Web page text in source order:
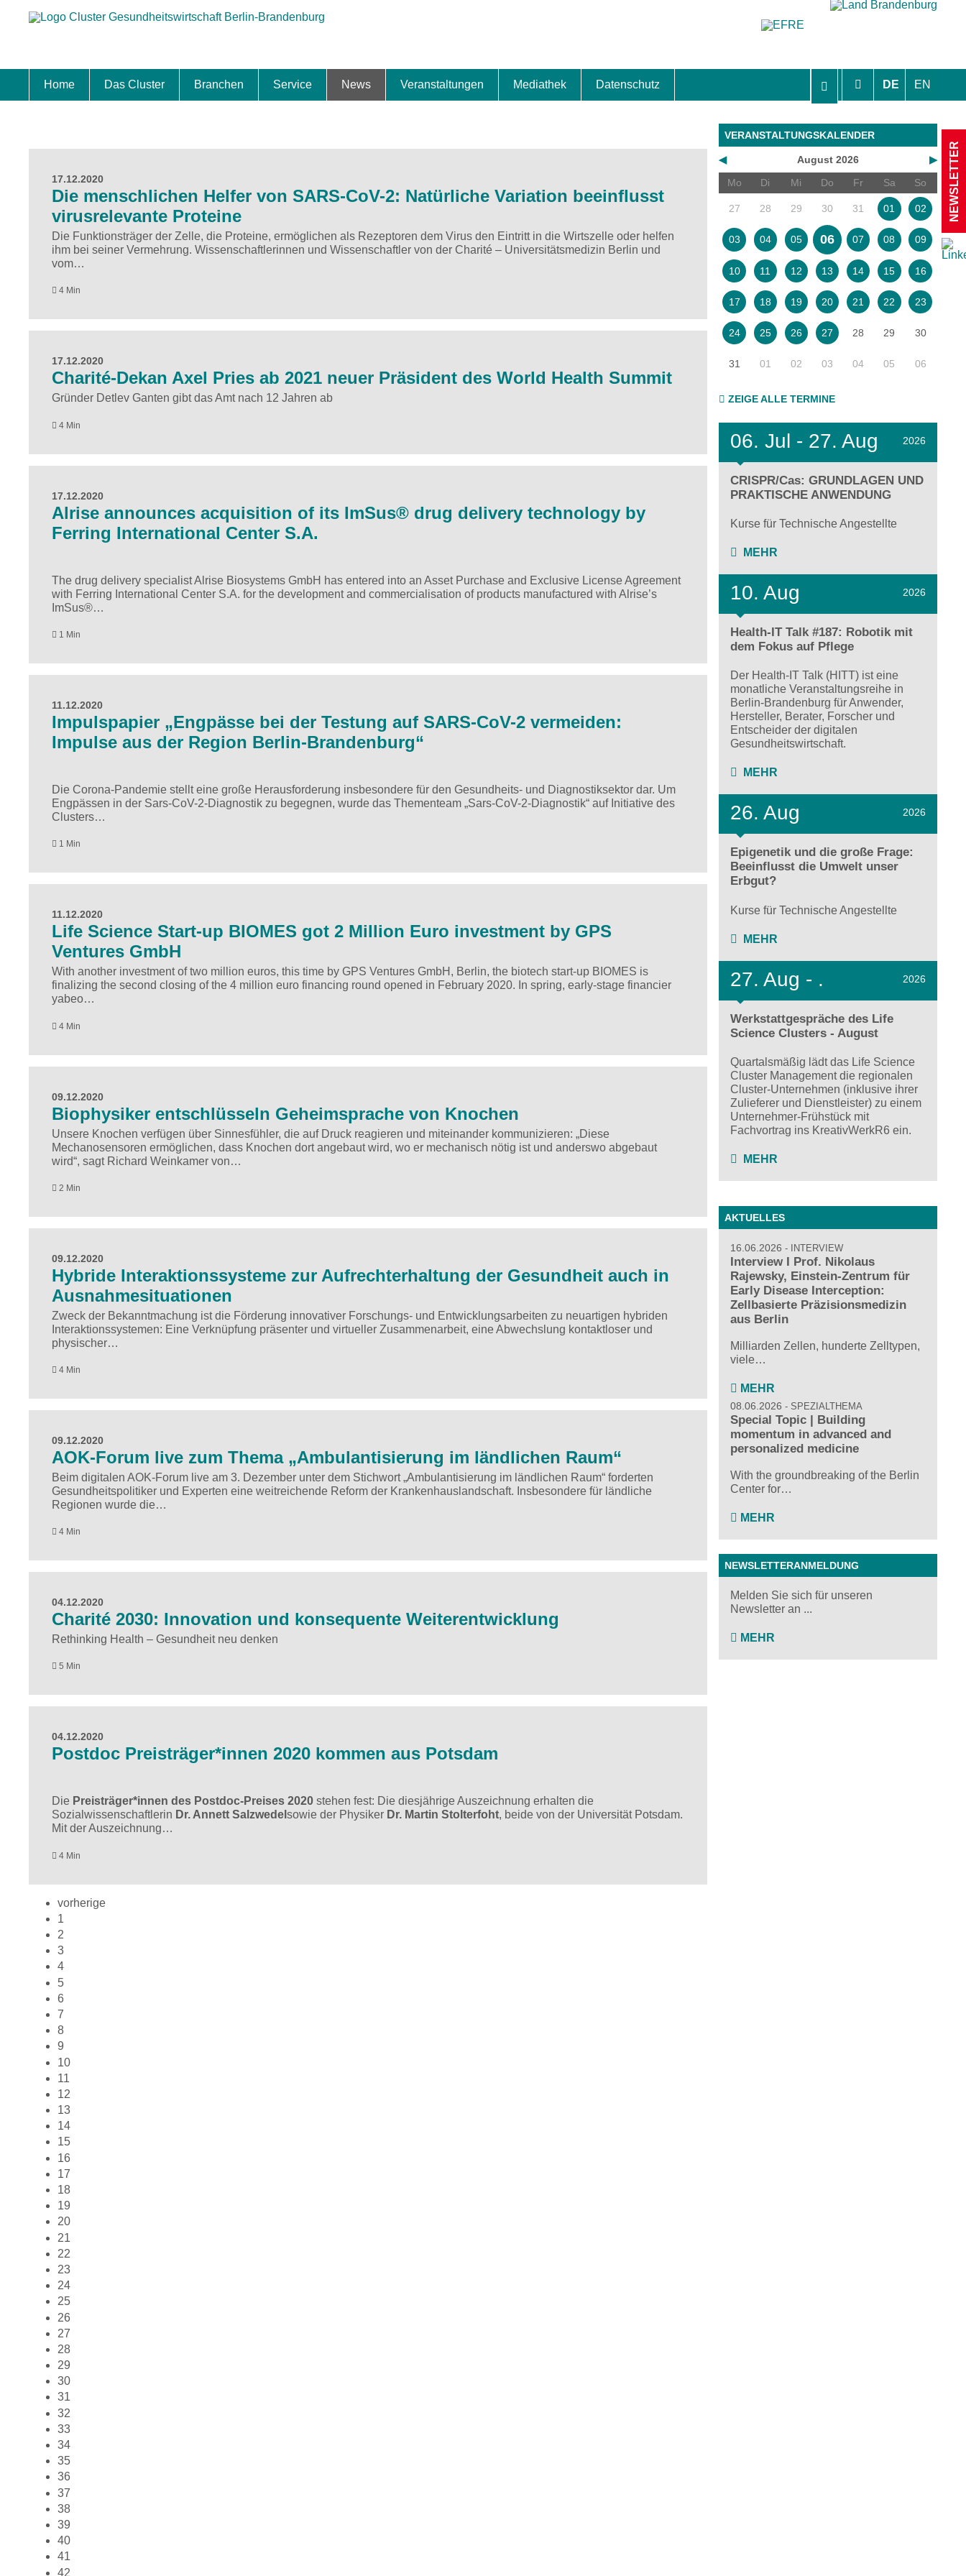
DE EN
Home Das Cluster Branchen Service News Veranstaltungen Mediathek Datenschutz
17.12.2020
Die menschlichen Helfer von SARS-CoV-2: Natürliche Variation beeinflusst
virusrelevante Proteine
Die Funktionsträger der Zelle, die Proteine, ermöglichen als Rezeptoren dem Virus den Eintritt in die Wirtszelle oder helfen
ihm bei seiner Vermehrung. Wissenschaftlerinnen und Wissenschaftler von der Charité – Universitätsmedizin Berlin und
vom…
4 Min
17.12.2020
Charité-Dekan Axel Pries ab 2021 neuer Präsident des World Health Summit
Gründer Detlev Ganten gibt das Amt nach 12 Jahren ab
4 Min
17.12.2020
Alrise announces acquisition of its ImSus® drug delivery technology by
Ferring International Center S.A.
The drug delivery specialist Alrise Biosystems GmbH has entered into an Asset Purchase and Exclusive License Agreement
with Ferring International Center S.A. for the development and commercialisation of products manufactured with Alrise’s
ImSus®…
1 Min
11.12.2020
Impulspapier „Engpässe bei der Testung auf SARS-CoV-2 vermeiden:
Impulse aus der Region Berlin-Brandenburg“
Die Corona-Pandemie stellt eine große Herausforderung insbesondere für den Gesundheits- und Diagnostiksektor dar. Um
Engpässen in der Sars-CoV-2-Diagnostik zu begegnen, wurde das Thementeam „Sars-CoV-2-Diagnostik“ auf Initiative des
Clusters…
1 Min
11.12.2020
Life Science Start-up BIOMES got 2 Million Euro investment by GPS
Ventures GmbH
With another investment of two million euros, this time by GPS Ventures GmbH, Berlin, the biotech start-up BIOMES is
finalizing the second closing of the 4 million euro financing round opened in February 2020. In spring, early-stage financier
yabeo…
4 Min
09.12.2020
Biophysiker entschlüsseln Geheimsprache von Knochen
Unsere Knochen verfügen über Sinnesfühler, die auf Druck reagieren und miteinander kommunizieren: „Diese
Mechanosensoren ermöglichen, dass Knochen dort angebaut wird, wo er mechanisch nötig ist und anderswo abgebaut
wird“, sagt Richard Weinkamer von…
2 Min
09.12.2020
Hybride Interaktionssysteme zur Aufrechterhaltung der Gesundheit auch in
Ausnahmesituationen
Zweck der Bekanntmachung ist die Förderung innovativer Forschungs- und Entwicklungsarbeiten zu neuartigen hybriden
Interaktionssystemen: Eine Verknüpfung präsenter und virtueller Zusammenarbeit, eine Abwechslung kontaktloser und
physischer…
4 Min
09.12.2020
AOK-Forum live zum Thema „Ambulantisierung im ländlichen Raum“
Beim digitalen AOK-Forum live am 3. Dezember unter dem Stichwort „Ambulantisierung im ländlichen Raum“ forderten
Gesundheitspolitiker und Experten eine weitreichende Reform der Krankenhauslandschaft. Insbesondere für ländliche
Regionen wurde die…
4 Min
04.12.2020
Charité 2030: Innovation und konsequente Weiterentwicklung
Rethinking Health – Gesundheit neu denken
5 Min
04.12.2020
Postdoc Preisträger*innen 2020 kommen aus Potsdam
Die Preisträger*innen des Postdoc-Preises 2020 stehen fest: Die diesjährige Auszeichnung erhalten die
Sozialwissenschaftlerin Dr. Annett Salzwedel sowie der Physiker Dr. Martin Stolterfoht, beide von der Universität Potsdam.
Mit der Auszeichnung…
4 Min
vorherige
1
2
3
4
5
6
7
8
9
10
11
12
13
14
15
16
17
18
19
20
21
22
23
24
25
26
27
28
29
30
31
32
33
34
35
36
37
38
39
40
41
42
VERANSTALTUNGSKALENDER
◀ ▶
August 2026
Mo
Di Mi Do Fr Sa So
27 28 29 30 31 01 02
03 04 05 06 07 08 09
10 11 12 13 14 15 16
17 18 19 20 21 22 23
24 25 26 27 28 29 30
31 01 02 03 04 05 06
ZEIGE ALLE TERMINE
06. Jul - 27. Aug 2026
CRISPR/Cas: GRUNDLAGEN UND
PRAKTISCHE ANWENDUNG
Kurse für Technische Angestellte
MEHR
10. Aug 2026
Health-IT Talk #187: Robotik mit
dem Fokus auf Pflege
Der Health-IT Talk (HITT) ist eine
monatliche Veranstaltungsreihe in
Berlin-Brandenburg für Anwender,
Hersteller, Berater, Forscher und
Entscheider der digitalen
Gesundheitswirtschaft.
MEHR
26. Aug 2026
Epigenetik und die große Frage:
Beeinflusst die Umwelt unser
Erbgut?
Kurse für Technische Angestellte
MEHR
27. Aug - . 2026
Werkstattgespräche des Life
Science Clusters - August
Quartalsmäßig lädt das Life Science
Cluster Management die regionalen
Cluster-Unternehmen (inklusive ihrer
Zulieferer und Dienstleister) zu einem
Unternehmer-Frühstück mit
Fachvortrag ins KreativWerkR6 ein.
MEHR
AKTUELLES
16.06.2026 INTERVIEW
Interview I Prof. Nikolaus
Rajewsky, Einstein-Zentrum für
Early Disease Interception:
Zellbasierte Präzisionsmedizin
aus Berlin
Milliarden Zellen, hunderte Zelltypen,
viele…
MEHR
08.06.2026 SPEZIALTHEMA
Special Topic | Building
momentum in advanced and
personalized medicine
With the groundbreaking of the Berlin
Center for…
MEHR
NEWSLETTERANMELDUNG
Melden Sie sich für unseren
Newsletter an ...
MEHR
NEWSLETTER